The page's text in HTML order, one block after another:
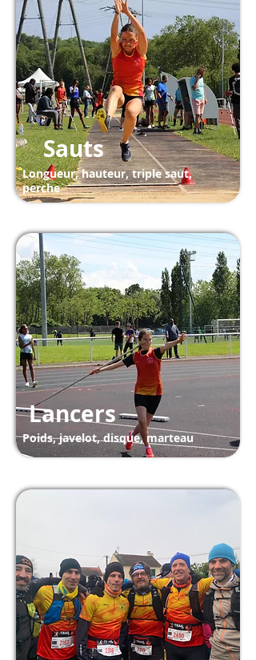
Sauts
Longueur, hauteur, triple saut,
perche
Lancers
Poids, javelot, disque, marteau